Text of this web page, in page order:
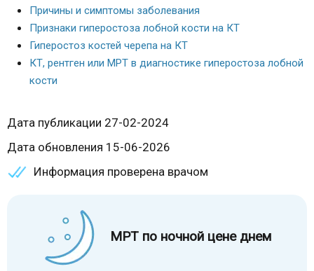
Причины и симптомы заболевания
Признаки гиперостоза лобной кости на КТ
Гиперостоз костей черепа на КТ
КТ, рентген или МРТ в диагностике гиперостоза лобной
кости
Дата публикации 27-02-2024
Дата обновления 15-06-2026
Информация проверена врачом
МРТ по ночной цене днем